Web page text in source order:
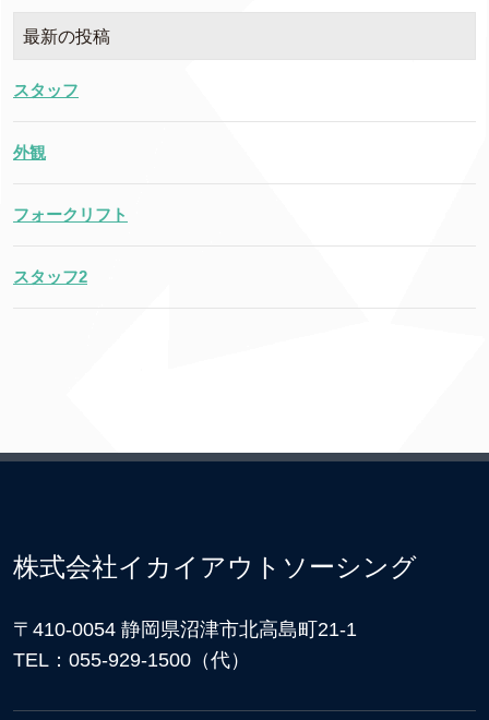
最新の投稿
スタッフ
外観
フォークリフト
スタッフ2
株式会社イカイアウトソーシング
〒410-0054 静岡県沼津市北高島町21-1
TEL：055-929-1500（代）